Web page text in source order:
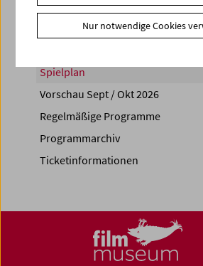
Spielplan
Vorschau Sept / Okt 2026
Regelmäßige Programme
Programmarchiv
Ticketinformationen
Nur notwendige Cookies